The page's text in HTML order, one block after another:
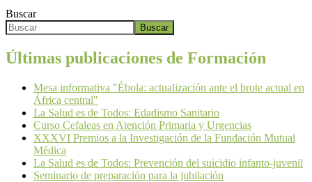
Buscar
Buscar
Últimas publicaciones de Formación
Mesa informativa "Ébola: actualización ante el brote actual en
África central"
La Salud es de Todos: Edadismo Sanitario
Curso Cefaleas en Atención Primaria y Urgencias
XXXVI Premios a la Investigación de la Fundación Mutual
Médica
La Salud es de Todos: Prevención del suicidio infanto-juvenil
Seminario de preparación para la jubilación